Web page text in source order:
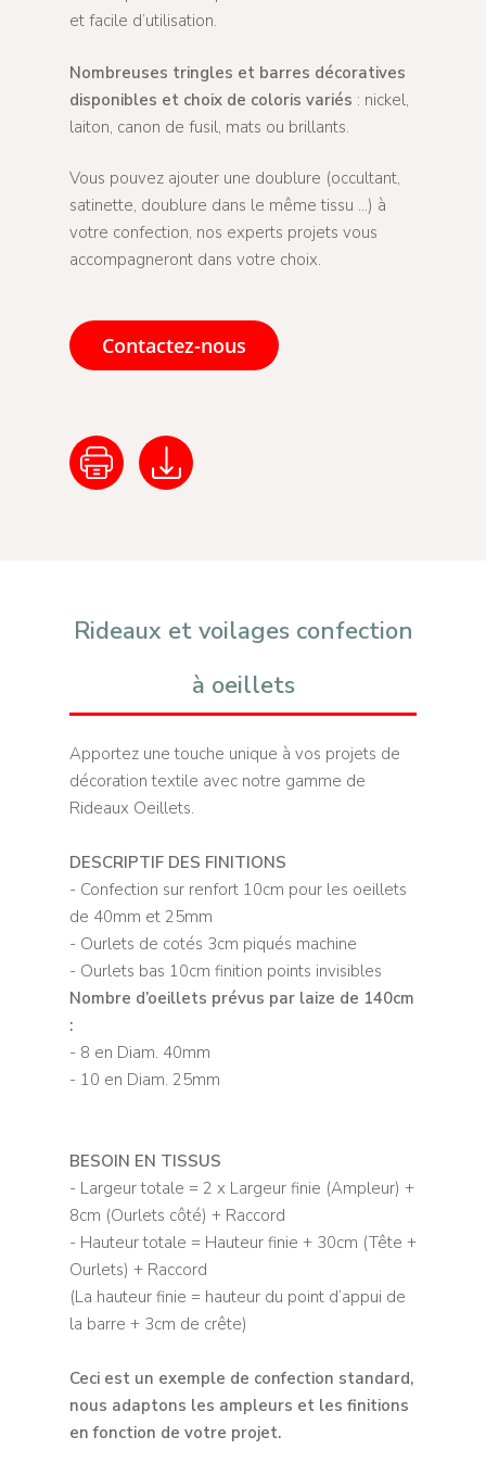
et facile d’utilisation.
Nombreuses tringles et barres décoratives
disponibles et choix de coloris variés : nickel,
laiton, canon de fusil, mats ou brillants.
Vous pouvez ajouter une doublure (occultant,
satinette, doublure dans le même tissu …) à
votre confection, nos experts projets vous
accompagneront dans votre choix.
Contactez-nous
Rideaux et voilages confection
à oeillets
Apportez une touche unique à vos projets de
décoration textile avec notre gamme de
Rideaux Oeillets.
DESCRIPTIF DES FINITIONS
- Confection sur renfort 10cm pour les oeillets
de 40mm et 25mm
- Ourlets de cotés 3cm piqués machine
- Ourlets bas 10cm finition points invisibles
Nombre d’oeillets prévus par laize de 140cm
:
- 8 en Diam. 40mm
- 10 en Diam. 25mm
BESOIN EN TISSUS
- Largeur totale = 2 x Largeur finie (Ampleur) +
8cm (Ourlets côté) + Raccord
- Hauteur totale = Hauteur finie + 30cm (Tête +
Ourlets) + Raccord
(La hauteur finie = hauteur du point d’appui de
la barre + 3cm de crête)
Ceci est un exemple de confection standard,
nous adaptons les ampleurs et les finitions
en fonction de votre projet.